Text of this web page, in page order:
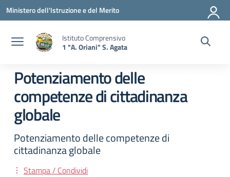
Vai ai contenuti
Vai al menu di navigazione
Vai al footer
Ministero dell'Istruzione e del Merito
Istituto Comprensivo
1 "A. Oriani" S. Agata
Potenziamento delle
competenze di cittadinanza
globale
Potenziamento delle competenze di
cittadinanza globale
Stampa / Condividi